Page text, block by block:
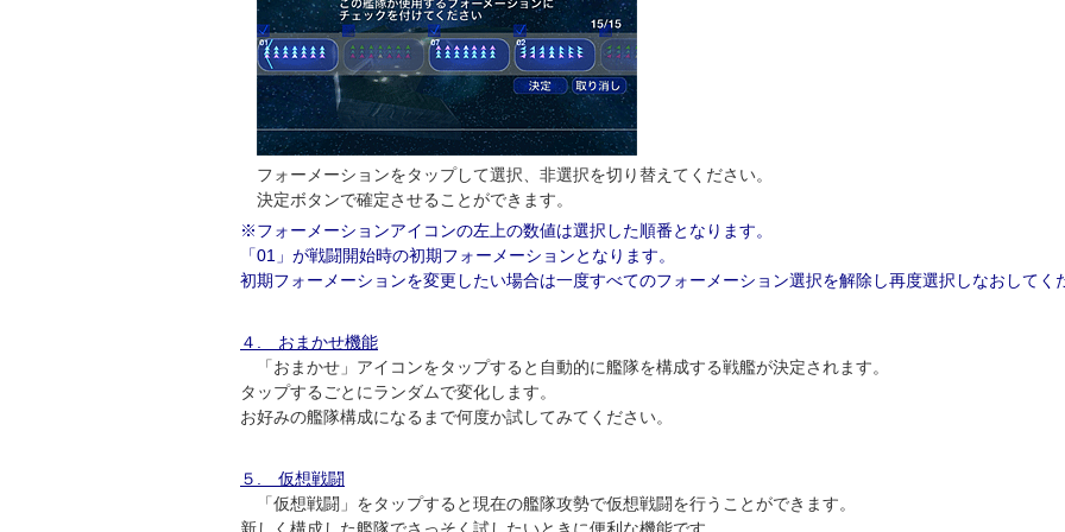
フォーメーションをタップして選択、非選択を切り替えてください。
決定ボタンで確定させることができます。
※フォーメーションアイコンの左上の数値は選択した順番となります。
「01」が戦闘開始時の初期フォーメーションとなります。
初期フォーメーションを変更したい場合は一度すべてのフォーメーション選択を解除し再度選択しなおしてく
４. おまかせ機能
「おまかせ」アイコンをタップすると自動的に艦隊を構成する戦艦が決定されます。
タップするごとにランダムで変化します。
お好みの艦隊構成になるまで何度か試してみてください。
５. 仮想戦闘
「仮想戦闘」をタップすると現在の艦隊攻勢で仮想戦闘を行うことができます。